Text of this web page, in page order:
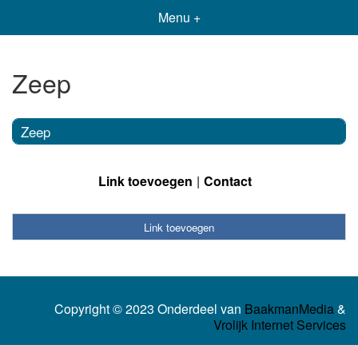
Menu +
Zeep
Zeep
Link toevoegen Contact
Link toevoegen
Copyright © 2023 Onderdeel van BaakmanMedia&
Vrolijk Internet Services